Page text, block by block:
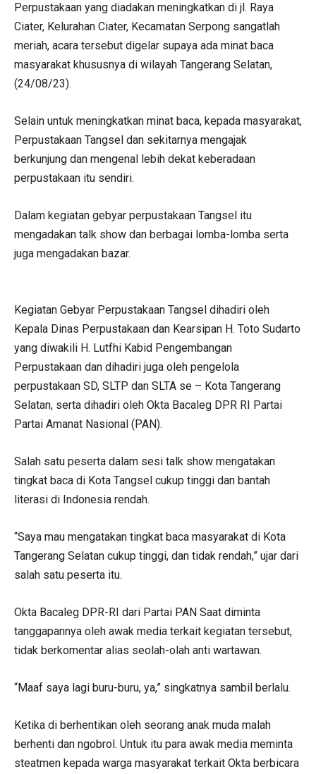
Perpustakaan yang diadakan meningkatkan di jl. Raya
Ciater, Kelurahan Ciater, Kecamatan Serpong sangatlah
meriah, acara tersebut digelar supaya ada minat baca
masyarakat khususnya di wilayah Tangerang Selatan,
(24/08/23).
Selain untuk meningkatkan minat baca, kepada masyarakat,
Perpustakaan Tangsel dan sekitarnya mengajak
berkunjung dan mengenal lebih dekat keberadaan
perpustakaan itu sendiri.
Dalam kegiatan gebyar perpustakaan Tangsel itu
mengadakan talk show dan berbagai lomba-lomba serta
juga mengadakan bazar.
Kegiatan Gebyar Perpustakaan Tangsel dihadiri oleh
Kepala Dinas Perpustakaan dan Kearsipan H. Toto Sudarto
yang diwakili H. Lutfhi Kabid Pengembangan
Perpustakaan dan dihadiri juga oleh pengelola
perpustakaan SD, SLTP dan SLTA se – Kota Tangerang
Selatan, serta dihadiri oleh Okta Bacaleg DPR RI Partai
Partai Amanat Nasional (PAN).
Salah satu peserta dalam sesi talk show mengatakan
tingkat baca di Kota Tangsel cukup tinggi dan bantah
literasi di Indonesia rendah.
“Saya mau mengatakan tingkat baca masyarakat di Kota
Tangerang Selatan cukup tinggi, dan tidak rendah,” ujar dari
salah satu peserta itu.
Okta Bacaleg DPR-RI dari Partai PAN Saat diminta
tanggapannya oleh awak media terkait kegiatan tersebut,
tidak berkomentar alias seolah-olah anti wartawan.
“Maaf saya lagi buru-buru, ya,” singkatnya sambil berlalu.
Ketika di berhentikan oleh seorang anak muda malah
berhenti dan ngobrol. Untuk itu para awak media meminta
steatmen kepada warga masyarakat terkait Okta berbicara